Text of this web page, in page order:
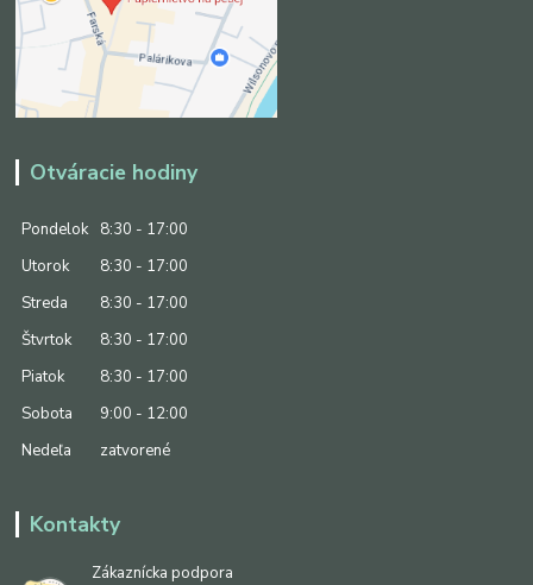
Otváracie hodiny
Pondelok
8:30 - 17:00
Utorok
8:30 - 17:00
Streda
8:30 - 17:00
Štvrtok
8:30 - 17:00
Piatok
8:30 - 17:00
Sobota
9:00 - 12:00
Nedeľa
zatvorené
Kontakty
Zákaznícka podpora